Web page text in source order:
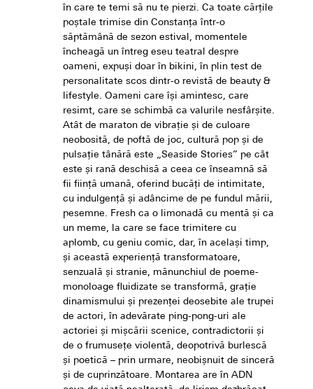
în care te temi să nu te pierzi. Ca toate cărțile
poștale trimise din Constanța într-o
săptămână de sezon estival, momentele
încheagă un întreg eseu teatral despre
oameni, expuși doar în bikini, în plin test de
personalitate scos dintr-o revistă de beauty &
lifestyle. Oameni care își amintesc, care
resimt, care se schimbă ca valurile nesfârșite.
Atât de maraton de vibrație și de culoare
neobosită, de poftă de joc, cultură pop și de
pulsație tânără este „Seaside Stories” pe cât
este și rană deschisă a ceea ce înseamnă să
fii ființă umană, oferind bucăți de intimitate,
cu indulgență și adâncime de pe fundul mării,
pesemne. Fresh ca o limonadă cu mentă și ca
un meme, la care se face trimitere cu
aplomb, cu geniu comic, dar, în același timp,
și această experiență transformatoare,
senzuală și stranie, mănunchiul de poeme-
monoloage fluidizate se transformă, grație
dinamismului și prezenței deosebite ale trupei
de actori, în adevărate ping-pong-uri ale
actoriei și mișcării scenice, contradictorii și
de o frumusețe violentă, deopotrivă burlescă
și poetică – prin urmare, neobișnuit de sinceră
și de cuprinzătoare. Montarea are în ADN